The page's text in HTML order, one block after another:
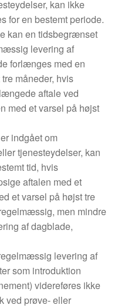
kan ikke
for en bestemt periode.
kan en tidsbegrænset
levering af
forlænges med en
måneder, hvis
aftale ved
med et varsel på højst
indgået om
tjenesteydelser, kan
tid, hvis
aftalen med et
et varsel på højst tre
men mindre
af dagblade,
levering af
som introduktion
videreføres ikke
ved prøve- eller